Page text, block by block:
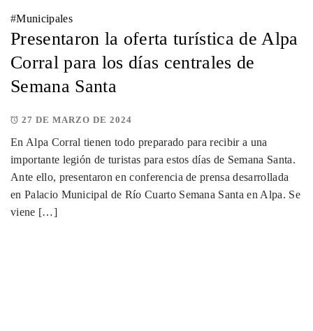
#Municipales
Presentaron la oferta turística de Alpa
Corral para los días centrales de
Semana Santa
27 DE MARZO DE 2024
En Alpa Corral tienen todo preparado para recibir a una
importante legión de turistas para estos días de Semana Santa.
Ante ello, presentaron en conferencia de prensa desarrollada
en Palacio Municipal de Río Cuarto Semana Santa en Alpa. Se
viene […]